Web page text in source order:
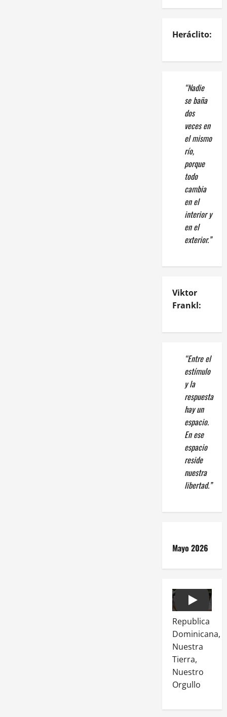
Heráclito:
“Nadie
se baña
dos
veces en
el mismo
río,
porque
todo
cambia
en el
interior y
en el
exterior.”
Viktor
Frankl:
“Entre el
estímulo
y la
respuesta
hay un
espacio.
En ese
espacio
reside
nuestra
libertad.”
Mayo 2026
Play
Republica
Dominicana,
Nuestra
Tierra,
Nuestro
Orgullo